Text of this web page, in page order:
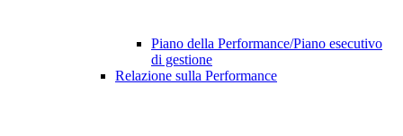
Piano della Performance/Piano esecutivo
di gestione
Relazione sulla Performance